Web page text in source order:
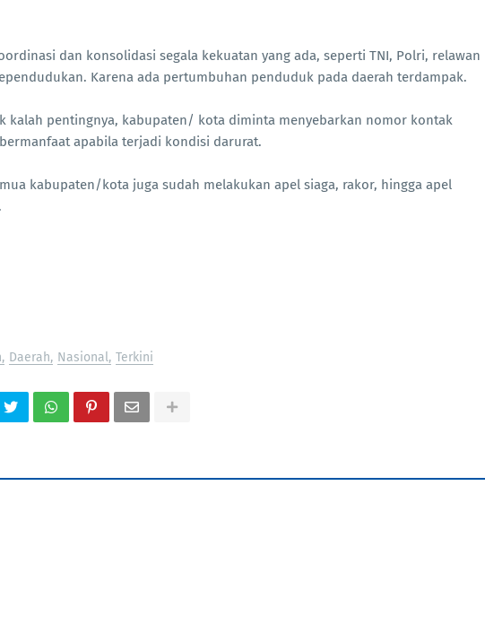
dan konsolidasi segala kekuatan yang ada, seperti TNI, Polri, relawan
Karena ada pertumbuhan penduduk pada daerah terdampak.
kalah pentingnya, kabupaten/ kota diminta menyebarkan nomor kontak
apabila terjadi kondisi darurat.
kabupaten/kota juga sudah melakukan apel siaga, rakor, hingga apel
Daerah Nasional Terkini